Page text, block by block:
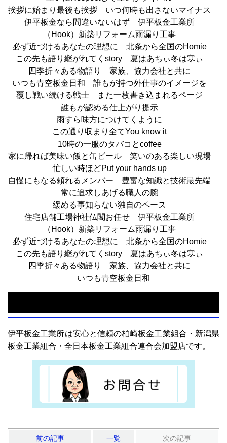
挨拶に始まり最後も挨拶 いつ何時も出さないマイナス
伊平板金なら間違いないはず 伊平板金工業所
（Hook）新築リフォーム雨漏り工事
必ず近づけるあなたの理想に 北条から全国のHomie
この先も語り継がれてくstory 夏はあちぃ冬は寒ぃ
四季折々ある物語り 家族、協力会社と共に
いつも青空板金日和 誰もが持つ外仕事のイメージを
覆し戦い続ける戦士
また一枚書き込まれるページ
誰もが認める仕上がり提示
雨すら味方につけてくように
この通り収まり全てYou know it
10時の一服のタバコとcoffee
家に帰れば美味い飯と缶ビール 笑いのある楽しい現場
忙しい時ほどPut your hands up
自慢にもなる頼れるメンバー 豊富な知識と技術最先端
常に追求しあげる職人の腕
緩める事知らない独自のペース
住宅店舗工場神社仏閣お任せ 伊平板金工業所
（Hook）新築リフォーム雨漏り工事
必ず近づけるあなたの理想に 北条から全国のHomie
この先も語り継がれてくstory 夏はあちぃ冬は寒ぃ
四季折々ある物語り 家族、協力会社と共に
いつも青空板金日和
伊平板金工業所は安心と信頼の柏崎板金工業組合・新潟県
板金工業組合・全日本板金工業組合連合会加盟店です。
前の記事 一覧 次の記事